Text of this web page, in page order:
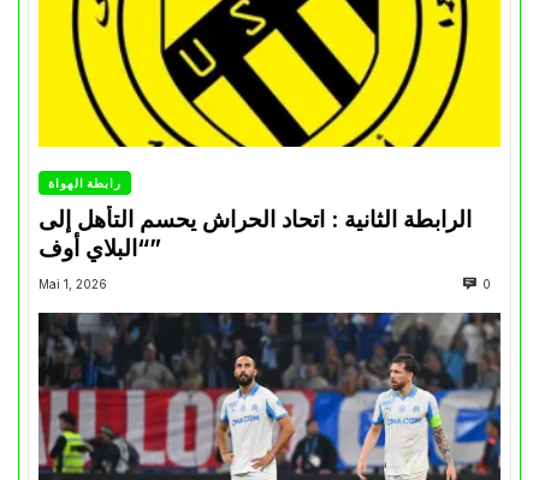
رابطة الهواة
الرابطة الثانية : اتحاد الحراش يحسم التأهل إلى
“البلاي أوف”
Mai 1, 2026 0